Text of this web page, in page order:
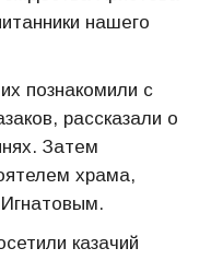
нашего
познакомили с
рассказали о
Затем
храма,
казачий